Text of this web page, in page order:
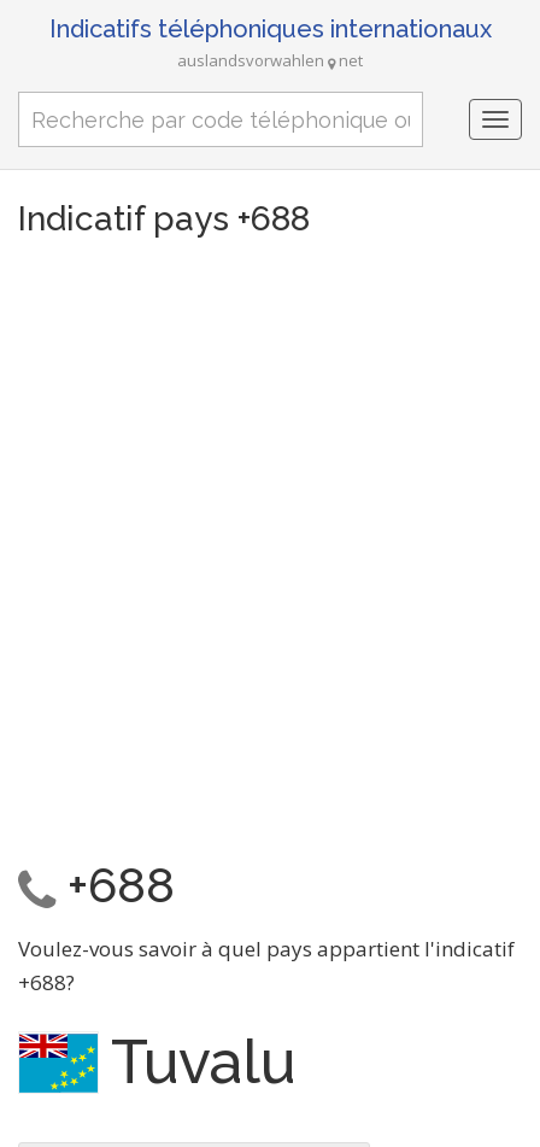
Indicatifs téléphoniques internationaux
auslandsvorwahlen net
Indicatif pays +688
+688
Voulez-vous savoir à quel pays appartient l'indicatif
+688?
Tuvalu